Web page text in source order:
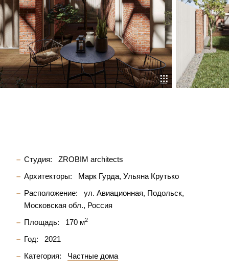
Студия:
ZROBIM architects
Архитекторы:
Марк Гурда Ульяна Крутько
Расположение:
ул. Авиационная, Подольск,
Московская обл., Россия
Площадь:
170 м2
Год:
2021
Категория:
Частные дома